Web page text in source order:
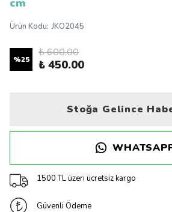
cm
Ürün Kodu: JKO2045
%25
₺ 600.00
₺ 450.00
Stoğa Gelince
1500 TL üzeri ücretsiz kargo
Güvenli Ödeme